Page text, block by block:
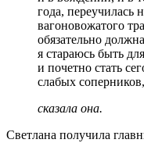
года, переучилась
вагоновожатого
обязательно
я стараюсь быть
и почетно стать
слабых
сказала она.
Светлана получила